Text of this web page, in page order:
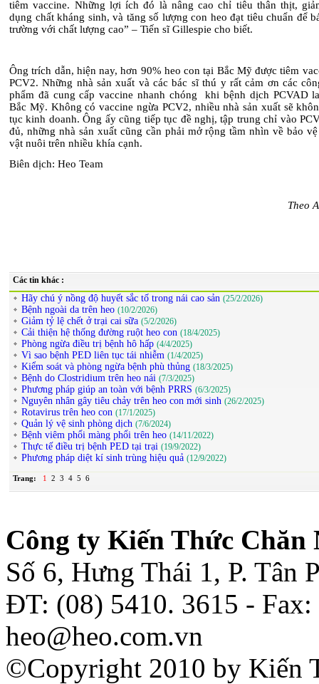
tiêm vaccine. Những lợi ích đó là nâng cao chỉ tiêu thân thịt,
dụng chất kháng sinh, và tăng số lượng con heo đạt tiêu chuẩn để
trường với chất lượng cao” – Tiến sĩ Gillespie cho biết.
Ông trích dẫn, hiện nay, hơn 90% heo con tại Bắc Mỹ được tiêm
PCV2. Những nhà sản xuất và các bác sĩ thú y rất cảm ơn các
phẩm đã cung cấp vaccine nhanh chóng khi bệnh dịch PCVAD
Bắc Mỹ. Không có vaccine ngừa PCV2, nhiều nhà sản xuất sẽ
tục kinh doanh. Ông ấy cũng tiếp tục đề nghị, tập trung chỉ vào
đủ, những nhà sản xuất cũng cần phải mở rộng tầm nhìn về bảo
vật nuôi trên nhiều khía cạnh.
Biên dịch: Heo Team
Theo
Các tin khác :
Hãy chú ý nồng độ huyết sắc tố trong nái cao sản (25/2/2026)
Bệnh ngoài da trên heo (10/2/2026)
Giảm tỷ lệ chết ở trại cai sữa (5/2/2026)
Cải thiện hệ thống đường ruột heo con (18/4/2025)
Phòng ngừa điều trị bệnh hô hấp (4/4/2025)
Vì sao bệnh PED liên tục tái nhiễm (1/4/2025)
Kiểm soát và phòng ngừa bệnh phù thủng (18/3/2025)
Bệnh do Clostridium trên heo nái (7/3/2025)
Phương pháp giúp an toàn với bệnh PRRS (6/3/2025)
Nguyên nhân gây tiêu chảy trên heo con mới sinh (26/2/2025)
Rotavirus trên heo con (17/1/2025)
Quản lý vệ sinh phòng dịch (7/6/2024)
Bệnh viêm phổi màng phổi trên heo (14/11/2022)
Thực tế điều trị bệnh PED tại trại (19/9/2022)
Phương pháp diệt kí sinh trùng hiệu quả (12/9/2022)
Trang: 1 2 3 4 5 6
Công ty Kiến Thức Chăn
Số 6, Hưng Thái 1, P. Tân
ĐT: (08) 5410. 3615 -
heo@heo.com.vn
©Copyright 2010 by Kiến